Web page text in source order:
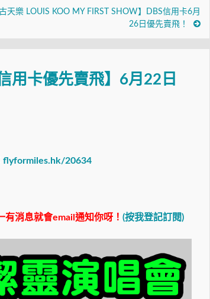
古天樂 LOUIS KOO MY FIRST SHOW】DBS信用卡6月
26日優先賣飛！
用卡優先賣飛】6月22日
flyformiles.hk/20634
消息就會email通知你呀！ (按我登記訂閱)